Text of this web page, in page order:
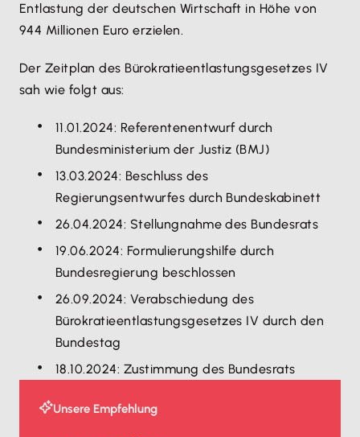
Entlastung der deutschen Wirtschaft in Höhe von
944 Millionen Euro erzielen.
Der Zeitplan des Bürokratieentlastungsgesetzes IV
sah wie folgt aus:
11.01.2024: Referentenentwurf durch
Bundesministerium der Justiz (BMJ)
13.03.2024: Beschluss des
Regierungsentwurfes durch Bundeskabinett
26.04.2024: Stellungnahme des Bundesrats
19.06.2024: Formulierungshilfe durch
Bundesregierung beschlossen
26.09.2024: Verabschiedung des
Bürokratieentlastungsgesetzes IV durch den
Bundestag
18.10.2024: Zustimmung des Bundesrats
Unsere Empfehlung